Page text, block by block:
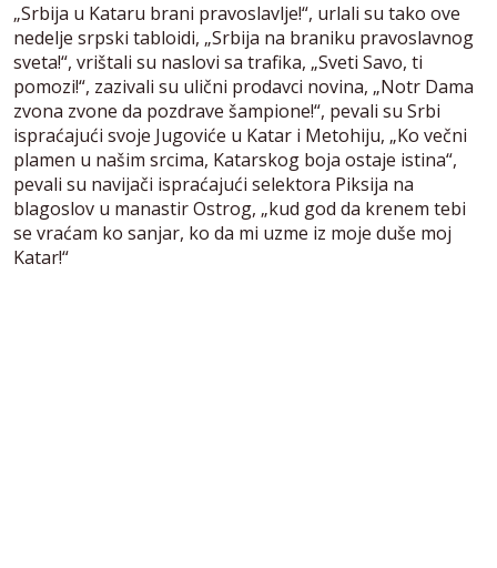
„Srbija u Kataru brani pravoslavlje!“, urlali su tako ove
nedelje srpski tabloidi, „Srbija na braniku pravoslavnog
sveta!“, vrištali su naslovi sa trafika, „Sveti Savo, ti
pomozi!“, zazivali su ulični prodavci novina, „Notr Dama
zvona zvone da pozdrave šampione!“, pevali su Srbi
ispraćajući svoje Jugoviće u Katar i Metohiju, „Ko večni
plamen u našim srcima, Katarskog boja ostaje istina“,
pevali su navijači ispraćajući selektora Piksija na
blagoslov u manastir Ostrog, „kud god da krenem tebi
se vraćam ko sanjar, ko da mi uzme iz moje duše moj
Katar!“